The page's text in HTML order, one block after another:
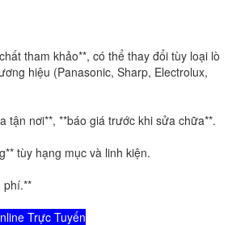
tham khảo**, có thể thay đổi tùy loại lò
hiệu (Panasonic, Sharp, Electrolux,
tận nơi**, **báo giá trước khi sửa chữa**.
tùy hạng mục và linh kiện.
phí.**
Trực Tuyến